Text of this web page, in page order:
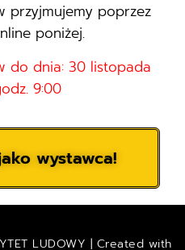
przyjmujemy poprzez
poniżej.
do dnia: 30 listopada
9:00
wystawca!
LUDOWY | Created with